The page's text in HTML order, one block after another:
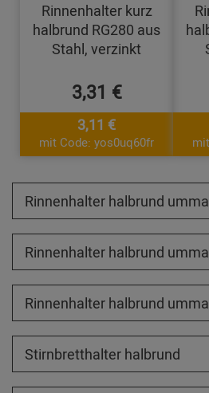
Rinnenhalter kurz
halbrund RG280 aus
Stahl, verzinkt
3,31 €
3,11 €
mit Code: yos0uq60fr
Rinnenhalter halbrund
Rinnenhalter halbrund
Rinnenhalter halbrund
Stirnbretthalter halbrund